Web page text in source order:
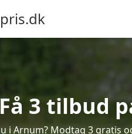
Få 3 tilbud
i Arnum? Modtag 3 gratis